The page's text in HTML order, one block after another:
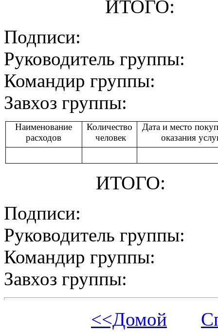
ИТОГО:
Подписи:
Руководитель группы:
Командир группы:
Завхоз группы:
Наименование
расходов
Количество
человек
Дата и место
оказанияу
ИТОГО:
Подписи:
Руководитель группы:
Командир группы:
Завхоз группы:
<<Домой